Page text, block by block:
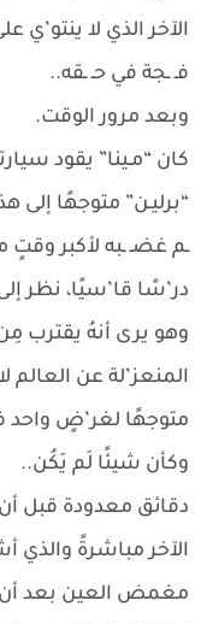
الآخر الذي لا ينتو’ي
فـ ـجة في حـ ـقه..
وبعد مرور الوقت.
كان “مـينا” يقود
“برليـن” متوجهًا إلى
ـم غضـ ـبه لأكبر وقتٍ
در’سًا قا’سيًا، نظر
وهو يرى أنهُ يقترب
المنعز’لة عن
متوجهًا لغر’ضٍ واحد
وكأن شيئًا لَم يَكُن..
دقائق معدودة قبل
الآخر مباشرةً والذي
مغمض العين بعد أن